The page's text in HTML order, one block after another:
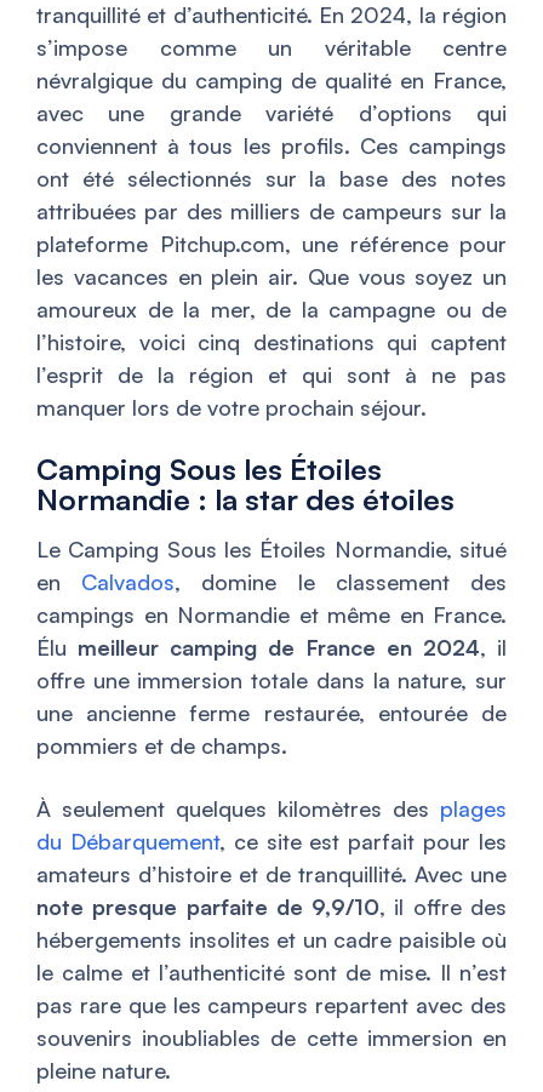
tranquillité et d’authenticité. En 2024, la région
s’impose comme un véritable centre
névralgique du camping de qualité en France,
avec une grande variété d’options qui
conviennent à tous les profils. Ces campings
ont été sélectionnés sur la base des notes
attribuées par des milliers de campeurs sur la
plateforme Pitchup.com, une référence pour
les vacances en plein air. Que vous soyez un
amoureux de la mer, de la campagne ou de
l’histoire, voici cinq destinations qui captent
l’esprit de la région et qui sont à ne pas
manquer lors de votre prochain séjour.
Camping Sous les Étoiles
Normandie : la star des étoiles
Le Camping Sous les Étoiles Normandie, situé
en Calvados, domine le classement des
campings en Normandie et même en France.
Élu meilleur camping de France en 2024, il
offre une immersion totale dans la nature, sur
une ancienne ferme restaurée, entourée de
pommiers et de champs.
À seulement quelques kilomètres des plages
du Débarquement, ce site est parfait pour les
amateurs d’histoire et de tranquillité. Avec une
note presque parfaite de 9,9/10, il offre des
hébergements insolites et un cadre paisible où
le calme et l’authenticité sont de mise. Il n’est
pas rare que les campeurs repartent avec des
souvenirs inoubliables de cette immersion en
pleine nature.